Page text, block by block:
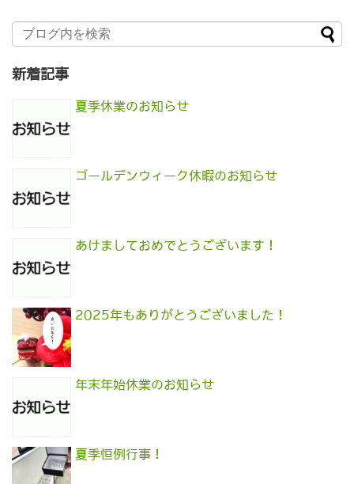
新着記事
夏季休業のお知らせ
ゴールデンウィーク休暇のお知らせ
あけましておめでとうございます！
2025年もありがとうございました！
年末年始休業のお知らせ
夏季恒例行事！